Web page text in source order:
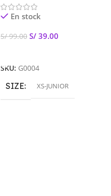
En stock
S/99.00 S/ 39.00
SKU: G0004
SIZE XS-JUNIOR